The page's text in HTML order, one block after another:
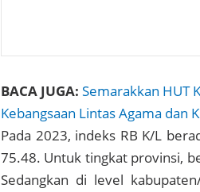
BACA JUGA: Semarakkan HUT
Kebangsaan Lintas Agama dan
Pada 2023, indeks RB K/L
75.48. Untuk tingkat provinsi,
Sedangkan di level